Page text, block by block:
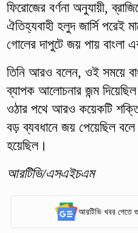
ফিরোজের বর্ণনা অনুযায়ী,
ঐতিহ্যবাহী হলুদ জার্সি পরেই
গোলের দাপুটে জয় পায় বাংলা
তিনি আরও বলেন, ওই সময়ে
ব্যাপক আলোচনার জন্ম
ওঠার পথে আরও কয়েকটি
বড় ব্যবধানে জয় পেয়েছিল
হয়েছিল।
আরটিভি/এসএইচএম
আরটিভি খবর পেতে